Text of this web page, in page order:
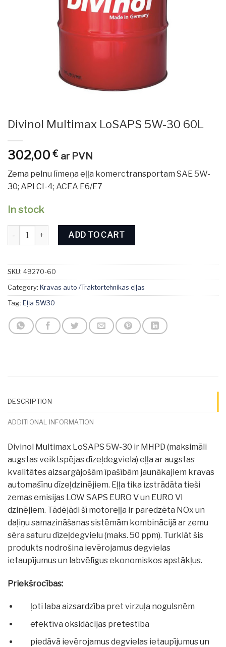
Divinol Multimax LoSAPS 5W-30 60L
302,00€ ar PVN
Zema pelnu līmeņa eļļa komerctransportam SAE 5W-
30; API CI-4; ACEA E6/E7
In stock
Divinol Multimax LoSAPS 5W-30 60L quantity
ADD TO CART
SKU: 49270-60
Category: Kravas auto /Traktortehnikas eļļas
Tag: Eļļa 5W30
DESCRIPTION
ADDITIONAL INFORMATION
Divinol Multimax LoSAPS 5W-30 ir MHPD (maksimāli
augstas veiktspējas dīzeļdegviela) eļļa ar augstas
kvalitātes aizsargājošām īpašībām jaunākajiem kravas
automašīnu dīzeļdzinējiem. Eļļa tika izstrādāta tieši
zemas emisijas LOW SAPS EURO V un EURO VI
dzinējiem. Tādējādi šī motoreļļa ir paredzēta NOx un
daļiņu samazināšanas sistēmām kombinācijā ar zemu
sēra saturu dīzeļdegvielu (maks. 50 ppm). Turklāt šis
produkts nodrošina ievērojamus degvielas
ietaupījumus un labvēlīgus ekonomiskos apstākļus.
Priekšrocības:
ļoti laba aizsardzība pret virzuļa nogulsnēm
efektīva oksidācijas pretestība
piedāvā ievērojamus degvielas ietaupījumus un